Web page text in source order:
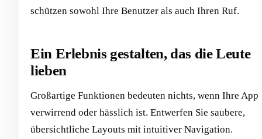
schützen sowohl Ihre Benutzer als auch Ihren Ruf.
Ein Erlebnis gestalten, das die Leute
lieben
Großartige Funktionen bedeuten nichts, wenn Ihre App
verwirrend oder hässlich ist. Entwerfen Sie saubere,
übersichtliche Layouts mit intuitiver Navigation.